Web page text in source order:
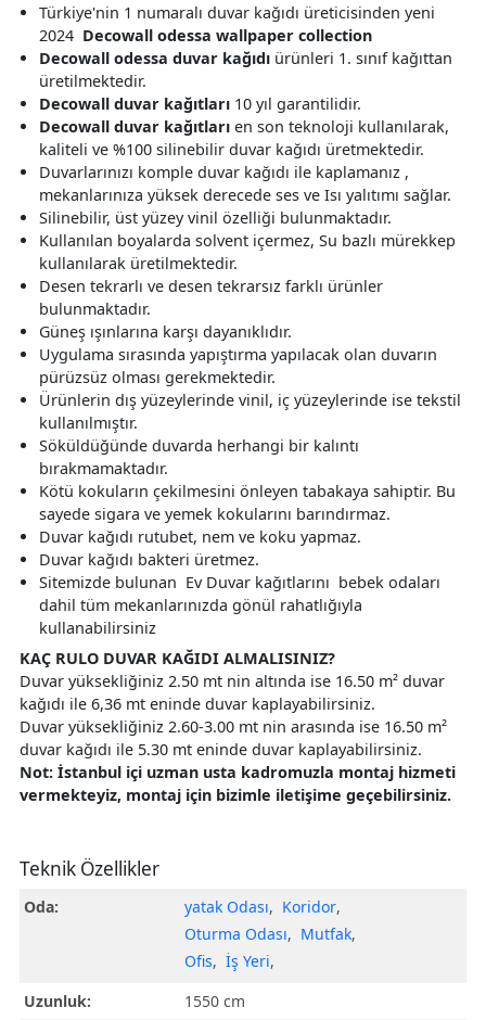
Türkiye'nin 1 numaralı duvar kağıdı üreticisinden yeni
2024 Decowall odessa wallpaper collection
Decowall odessa duvar kağıdı ürünleri 1. sınıf kağıttan
üretilmektedir.
Decowall duvar kağıtları 10 yıl garantilidir.
Decowall duvar kağıtları en son teknoloji kullanılarak,
kaliteli ve %100 silinebilir duvar kağıdı üretmektedir.
Duvarlarınızı komple duvar kağıdı ile kaplamanız ,
mekanlarınıza yüksek derecede ses ve Isı yalıtımı sağlar.
Silinebilir, üst yüzey vinil özelliği bulunmaktadır.
Kullanılan boyalarda solvent içermez, Su bazlı mürekkep
kullanılarak üretilmektedir.
Desen tekrarlı ve desen tekrarsız farklı ürünler
bulunmaktadır.
Güneş ışınlarına karşı dayanıklıdır.
Uygulama sırasında yapıştırma yapılacak olan duvarın
pürüzsüz olması gerekmektedir.
Ürünlerin dış yüzeylerinde vinil, iç yüzeylerinde ise tekstil
kullanılmıştır.
Söküldüğünde duvarda herhangi bir kalıntı
bırakmamaktadır.
Kötü kokuların çekilmesini önleyen tabakaya sahiptir. Bu
sayede sigara ve yemek kokularını barındırmaz.
Duvar kağıdı rutubet, nem ve koku yapmaz.
Duvar kağıdı bakteri üretmez.
Sitemizde bulunan Ev Duvar kağıtlarını bebek odaları
dahil tüm mekanlarınızda gönül rahatlığıyla
kullanabilirsiniz
KAÇ RULO DUVAR KAĞIDI ALMALISINIZ?
Duvar yüksekliğiniz 2.50 mt nin altında ise 16.50 m² duvar
kağıdı ile 6,36 mt eninde duvar kaplayabilirsiniz.
Duvar yüksekliğiniz 2.60-3.00 mt nin arasında ise 16.50 m²
duvar kağıdı ile 5.30 mt eninde duvar kaplayabilirsiniz.
Not: İstanbul içi uzman usta kadromuzla montaj hizmeti
vermekteyiz, montaj için bizimle iletişime geçebilirsiniz.
Teknik Özellikler
Oda: yatak Odası, Koridor,
Oturma Odası, Mutfak,
Ofis, İş Yeri,
Uzunluk:
1550 cm